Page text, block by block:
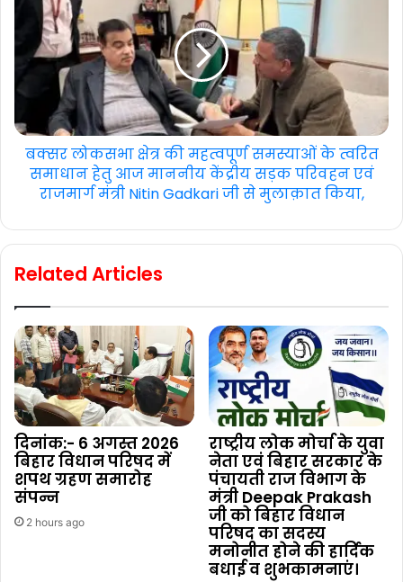
बक्सर लोकसभा क्षेत्र की महत्वपूर्ण समस्याओं के त्वरित
समाधान हेतु आज माननीय केंद्रीय सड़क परिवहन एवं
राजमार्ग मंत्री Nitin Gadkari जी से मुलाक़ात किया,
Related Articles
दिनांक:- 6 अगस्त 2026
बिहार विधान परिषद में
शपथ ग्रहण समारोह
संपन्न
2 hours ago
राष्ट्रीय लोक मोर्चा के युवा
नेता एवं बिहार सरकार के
पंचायती राज विभाग के
मंत्री Deepak Prakash
जी को बिहार विधान
परिषद का सदस्य
मनोनीत होने की हार्दिक
बधाई व शुभकामनाएं।